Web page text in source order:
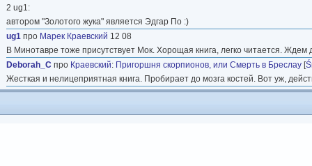
2 ug1:
автором "Золотого жука" является Эдгар По :)
ug1 про Марек Краевский 12 08
В Минотавре тоже присутствует Мок. Хорощая книга, легко читается. Ждем
Deborah_C про Краевский: Пригоршня скорпионов, или Смерть в Бреслау [
Жесткая и нелицеприятная книга. Пробирает до мозга костей. Вот уж,